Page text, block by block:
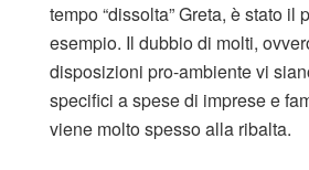
tempo “dissolta” Greta, è stato il
esempio. Il dubbio di molti,
disposizioni pro-ambiente vi
specifici a spese di imprese e
viene molto spesso alla ribalta.